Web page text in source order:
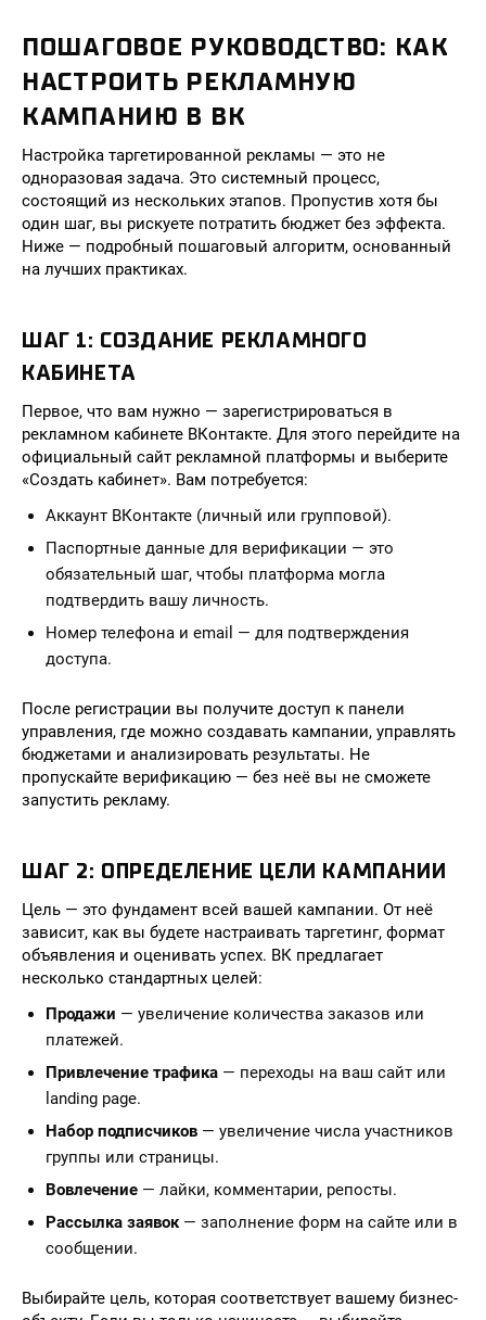
ПОШАГОВОЕ РУКОВОДСТВО: КАК
НАСТРОИТЬ РЕКЛАМНУЮ
КАМПАНИЮ В ВК
Настройка таргетированной рекламы — это не
одноразовая задача. Это системный процесс,
состоящий из нескольких этапов. Пропустив хотя бы
один шаг, вы рискуете потратить бюджет без эффекта.
Ниже — подробный пошаговый алгоритм, основанный
на лучших практиках.
ШАГ 1: СОЗДАНИЕ РЕКЛАМНОГО
КАБИНЕТА
Первое, что вам нужно — зарегистрироваться в
рекламном кабинете ВКонтакте. Для этого перейдите на
официальный сайт рекламной платформы и выберите
«Создать кабинет». Вам потребуется:
Аккаунт ВКонтакте (личный или групповой).
Паспортные данные для верификации — это
обязательный шаг, чтобы платформа могла
подтвердить вашу личность.
Номер телефона и email — для подтверждения
доступа.
После регистрации вы получите доступ к панели
управления, где можно создавать кампании, управлять
бюджетами и анализировать результаты. Не
пропускайте верификацию — без неё вы не сможете
запустить рекламу.
ШАГ 2: ОПРЕДЕЛЕНИЕ ЦЕЛИ КАМПАНИИ
Цель — это фундамент всей вашей кампании. От неё
зависит, как вы будете настраивать таргетинг, формат
объявления и оценивать успех. ВК предлагает
несколько стандартных целей:
Продажи — увеличение количества заказов или
платежей.
Привлечение трафика — переходы на ваш сайт или
landing page.
Набор подписчиков — увеличение числа участников
группы или страницы.
Вовлечение — лайки, комментарии, репосты.
Рассылка заявок— заполнение форм на сайте или в
сообщении.
Выбирайте цель, которая соответствует вашему бизнес-